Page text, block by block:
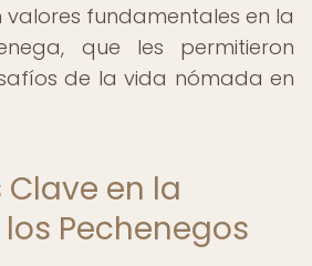
fundamentales en la
que les permitieron
de la vida nómada en
Clave en la
Pechenegos